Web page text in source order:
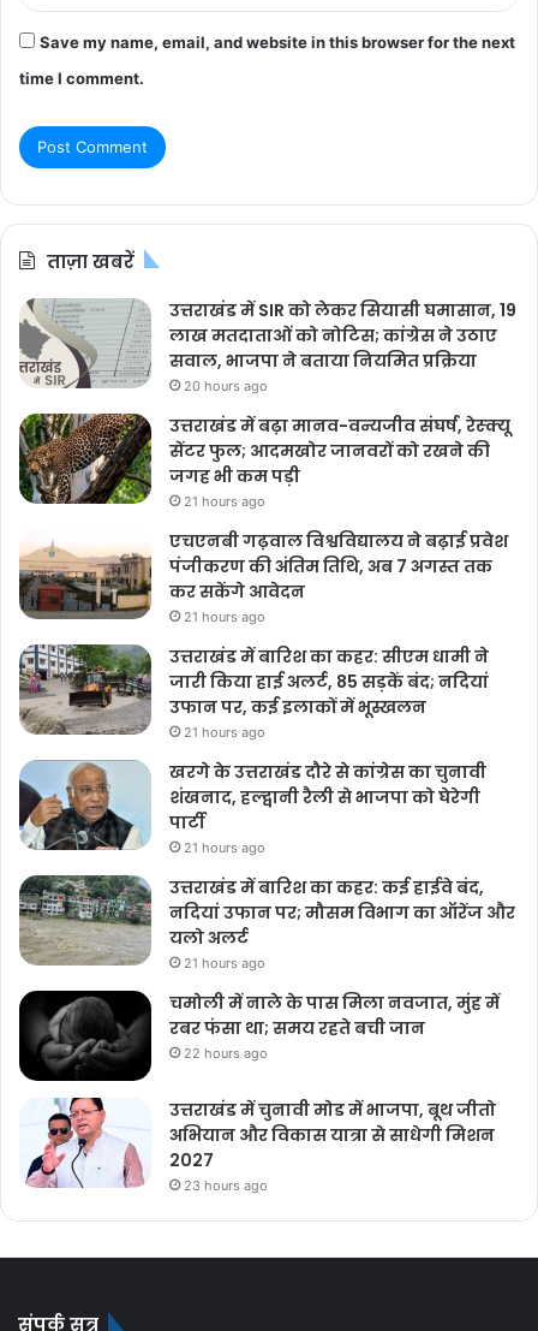
Save my name, email, and website in this browser for the next
time I comment.
ताज़ा खबरें
उत्तराखंड में SIR को लेकर सियासी घमासान, 19
लाख मतदाताओं को नोटिस; कांग्रेस ने उठाए
सवाल, भाजपा ने बताया नियमित प्रक्रिया
20 hours ago
उत्तराखंड में बढ़ा मानव-वन्यजीव संघर्ष, रेस्क्यू
सेंटर फुल; आदमखोर जानवरों को रखने की
जगह भी कम पड़ी
21 hours ago
एचएनबी गढ़वाल विश्वविद्यालय ने बढ़ाई प्रवेश
पंजीकरण की अंतिम तिथि, अब 7 अगस्त तक
कर सकेंगे आवेदन
21 hours ago
उत्तराखंड में बारिश का कहर: सीएम धामी ने
जारी किया हाई अलर्ट, 85 सड़कें बंद; नदियां
उफान पर, कई इलाकों में भूस्खलन
21 hours ago
खरगे के उत्तराखंड दौरे से कांग्रेस का चुनावी
शंखनाद, हल्द्वानी रैली से भाजपा को घेरेगी
पार्टी
21 hours ago
उत्तराखंड में बारिश का कहर: कई हाईवे बंद,
नदियां उफान पर; मौसम विभाग का ऑरेंज और
यलो अलर्ट
21 hours ago
चमोली में नाले के पास मिला नवजात, मुंह में
रबर फंसा था; समय रहते बची जान
22 hours ago
उत्तराखंड में चुनावी मोड में भाजपा, बूथ जीतो
अभियान और विकास यात्रा से साधेगी मिशन
2027
23 hours ago
संपर्क सूत्र